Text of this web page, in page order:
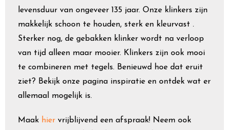
levensduur van ongeveer 135 jaar. Onze klinkers zijn
makkelijk schoon te houden, sterk en kleurvast .
Sterker nog, de gebakken klinker wordt na verloop
van tijd alleen maar mooier. Klinkers zijn ook mooi
te combineren met tegels. Benieuwd hoe dat eruit
ziet? Bekijk onze pagina inspiratie en ontdek wat er
allemaal mogelijk is.
Maak hier vrijblijvend een afspraak! Neem ook